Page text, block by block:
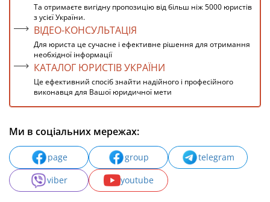
Та отримаєте вигідну пропозицію від більш ніж 5000 юристів
з усієї України.
ВІДЕО-КОНСУЛЬТАЦІЯ
Для юриста це сучасне і ефективне рішення для отримання
необхідної інформації
КАТАЛОГ ЮРИСТІВ УКРАЇНИ
Це ефективний спосіб знайти надійного і професійного
виконавця для Вашої юридичної мети
Ми в соціальних мережах:
page group
telegram
viber
youtube